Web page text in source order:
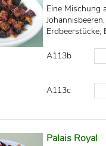
Eine Mischung
Erdbeerstücke,
A113b
A113c
Palais Royal